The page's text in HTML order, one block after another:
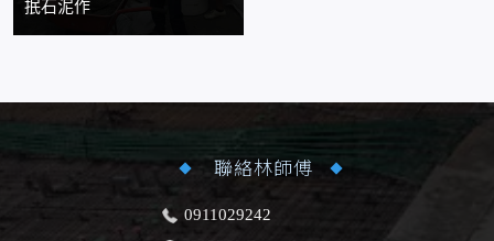
抿石泥作
聯絡林師傅
0911029242